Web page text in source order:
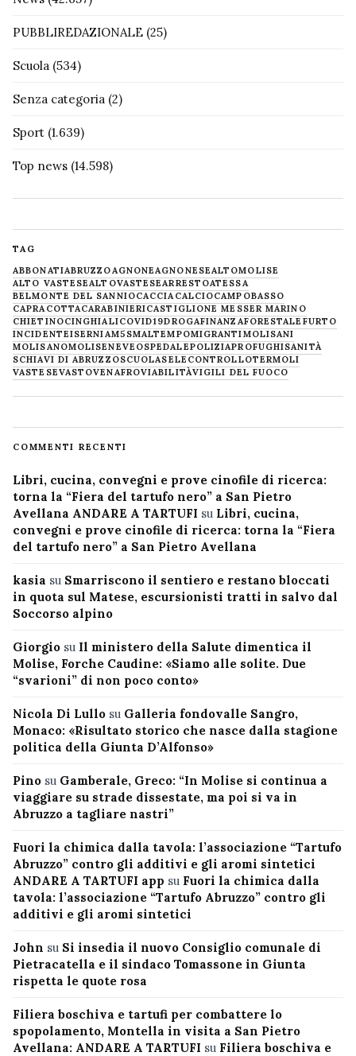
PUBBLIREDAZIONALE (25)
Scuola (534)
Senza categoria (2)
Sport (1.639)
Top news (14.598)
TAG
ABBONATIABRUZZOAGNONEAGNONESEALTOMOLISE
ALTO VASTESEALTOVASTESEARRESTOATESSA
BELMONTE DEL SANNIOCACCIACALCIOCAMPOBASSO
CAPRACOTTACARABINIERICASTIGLIONE MESSER MARINO
CHIETINOCINGHIALICOVID19DROGAFINANZAFORESTALE FURTO
INCIDENTEISERNIAM5SMALTEMPOMIGRANTIMOLISANI
MOLISANOMOLISENEVE OSPEDALEPOLIZIAPROFUGHISANITÀ
SCHIAVI DI ABRUZZOSCUOLASELECONTROLLOTERMOLI
VASTESEVASTOVENAFROVIABILITÀVIGILI DEL FUOCO
COMMENTI RECENTI
Libri, cucina, convegni e prove cinofile di ricerca:
torna la “Fiera del tartufo nero” a San Pietro
Avellana ANDARE A TARTUFI su Libri, cucina,
convegni e prove cinofile di ricerca: torna la “Fiera
del tartufo nero” a San Pietro Avellana
kasia su Smarriscono il sentiero e restano bloccati
in quota sul Matese, escursionisti tratti in salvo dal
Soccorso alpino
Giorgio su Il ministero della Salute dimentica il
Molise, Forche Caudine: «Siamo alle solite. Due
“svarioni” di non poco conto»
Nicola Di Lullo su Galleria fondovalle Sangro,
Monaco: «Risultato storico che nasce dalla stagione
politica della Giunta D’Alfonso»
Pino su Gamberale, Greco: “In Molise si continua a
viaggiare su strade dissestate, ma poi si va in
Abruzzo a tagliare nastri”
Fuori la chimica dalla tavola: l’associazione “Tartufo
Abruzzo” contro gli additivi e gli aromi sintetici
ANDARE A TARTUFI app su Fuori la chimica dalla
tavola: l’associazione “Tartufo Abruzzo” contro gli
additivi e gli aromi sintetici
John su Si insedia il nuovo Consiglio comunale di
Pietracatella e il sindaco Tomassone in Giunta
rispetta le quote rosa
Filiera boschiva e tartufi per combattere lo
spopolamento, Montella in visita a San Pietro
Avellana: ANDARE A TARTUFI su Filiera boschiva e